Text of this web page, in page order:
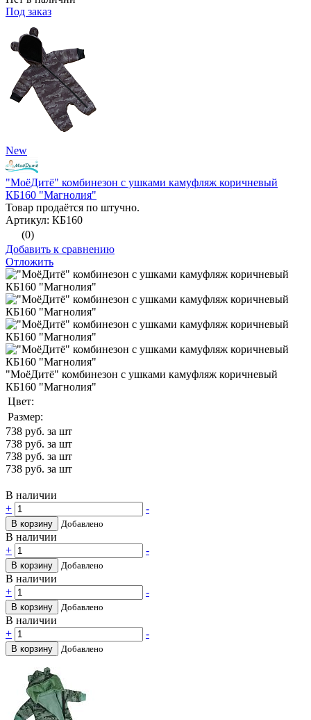
Под заказ
New
"МоёДитё" комбинезон с ушками камуфляж коричневый
КБ160 "Магнолия"
Товар продаётся по штучно.
Артикул: КБ160
(0)
Добавить к сравнению
Отложить
"МоёДитё" комбинезон с ушками камуфляж коричневый
КБ160 "Магнолия"
Цвет:
Размер:
738 руб. за шт
738 руб. за шт
738 руб. за шт
738 руб. за шт
В наличии
+
-
В корзину Добавлено
В наличии
+
-
В корзину Добавлено
В наличии
+
-
В корзину Добавлено
В наличии
+
-
В корзину Добавлено